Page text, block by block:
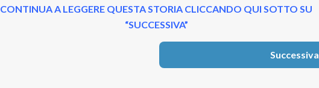
CONTINUA A LEGGERE QUESTA STORIA CLICCANDO QUI SOTTO SU
“SUCCESSIVA”
Successiva